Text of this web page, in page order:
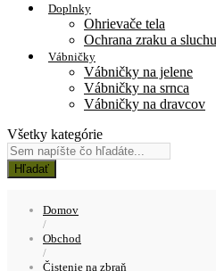
Doplnky
Ohrievače tela
Ochrana zraku a sluchu
Vábničky
Vábničky na jelene
Vábničky na srnca
Vábničky na dravcov
Všetky kategórie
Hľadať
Domov
/
Obchod
/
Čistenie na zbraň